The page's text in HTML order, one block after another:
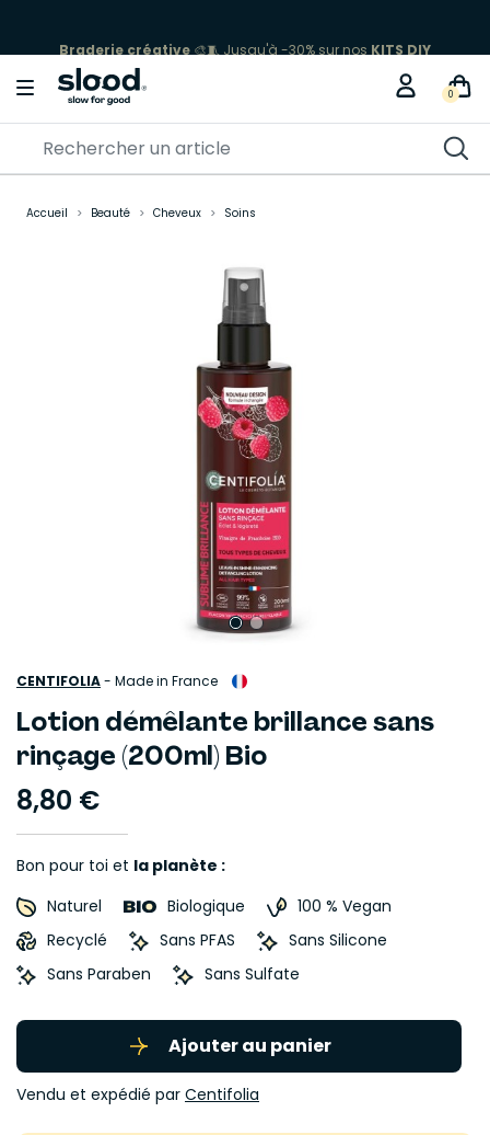
0
Accueil Beauté Cheveux Soins
CENTIFOLIA- Made in France
Lotion démêlante brillance sans
rinçage (200ml) Bio
8,80 €
Bon pour toi et la planète :
Naturel
Biologique
100 % Vegan
Recyclé
Sans PFAS
Sans Silicone
Sans Paraben
Sans Sulfate
Ajouter au panier
Vendu et expédié par Centifolia